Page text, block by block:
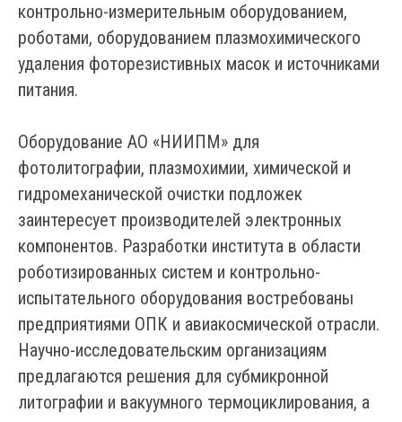
контрольно-измерительным оборудованием,
роботами, оборудованием плазмохимического
удаления фоторезистивных масок и источниками
питания.
Оборудование АО «НИИПМ» для
фотолитографии, плазмохимии, химической и
гидромеханической очистки подложек
заинтересует производителей электронных
компонентов. Разработки института в области
роботизированных систем и контрольно-
испытательного оборудования востребованы
предприятиями ОПК и авиакосмической отрасли.
Научно-исследовательским организациям
предлагаются решения для субмикронной
литографии и вакуумного термоциклирования, а